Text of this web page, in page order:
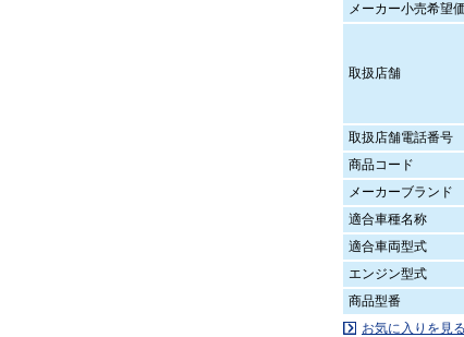
メーカー小売希望
取扱店舗
取扱店舗電話番号
商品コード
メーカーブランド
適合車種名称
適合車両型式
エンジン型式
商品型番
お気に入りを見る